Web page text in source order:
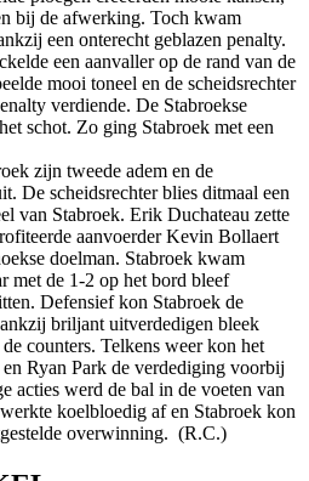
bij de afwerking. Toch kwam
een onterecht geblazen penalty.
een aanvaller op de rand van de
mooi toneel en de scheidsrechter
verdiende. De Stabroekse
schot. Zo ging Stabroek met een
zijn tweede adem en de
De scheidsrechter blies ditmaal een
van Stabroek. Erik Duchateau zette
aanvoerder Kevin Bollaert
doelman. Stabroek kwam
met de 1-2 op het bord bleef
Defensief kon Stabroek de
briljant uitverdedigen bleek
counters. Telkens weer kon het
Ryan Park de verdediging voorbij
acties werd de bal in de voeten van
koelbloedig af en Stabroek kon
overwinning. (R.C.)